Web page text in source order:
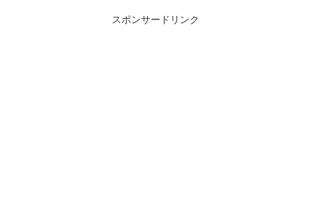
スポンサードリンク